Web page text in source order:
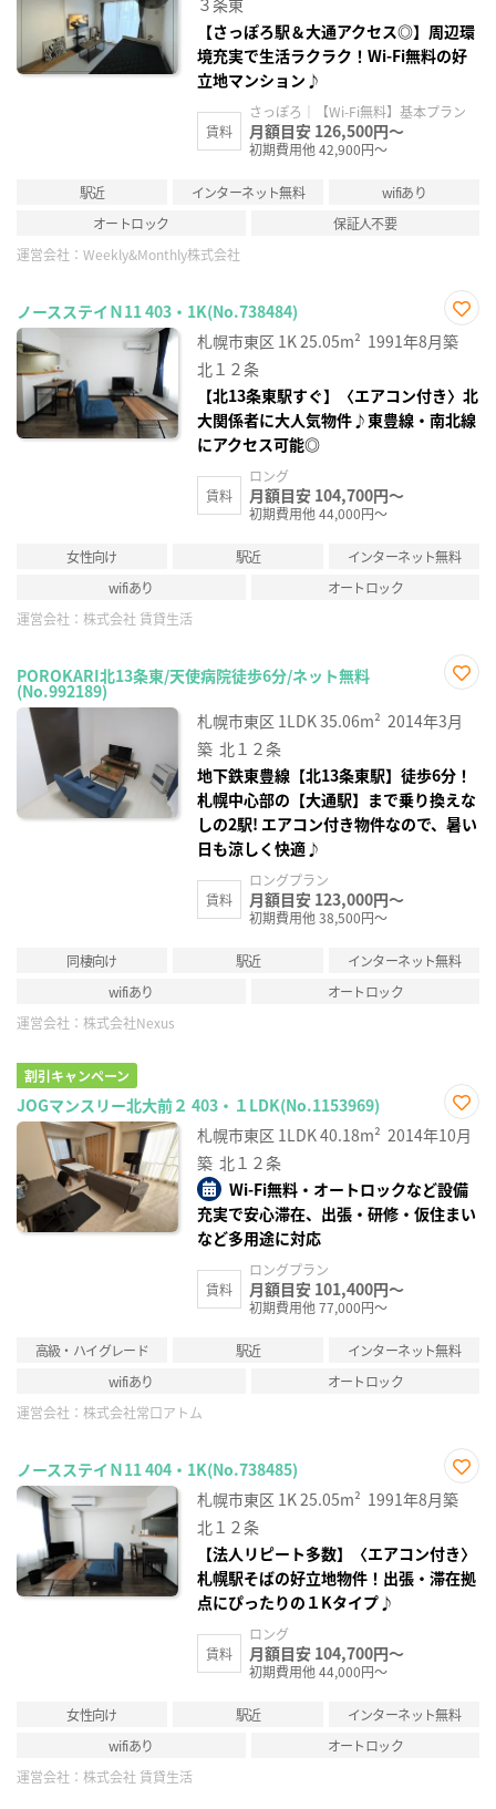
３条東
【さっぽろ駅＆大通アクセス◎】周辺環
境充実で生活ラクラク！Wi-Fi無料の好
立地マンション♪
賃料
さっぽろ｜【Wi-Fi無料】基本プラン
月額目安 126,500円～
初期費用他 42,900円～
駅近 インターネット無料
wifiあり
オートロック
保証人不要
運営会社： Weekly&Monthly株式会社
ノースステイＮ11 403・1K(No.738484)
お気
に入
札幌市東区 1K25.05m² 1991年8月築
北１２条
【北13条東駅すぐ】〈エアコン付き〉北
大関係者に大人気物件♪東豊線・南北線
にアクセス可能◎
賃料
ロング
月額目安 104,700円～
初期費用他 44,000円～
女性向け 駅近
インターネット無料
wifiあり
オートロック
運営会社： 株式会社 賃貸生活
POROKARI北13条東/天使病院徒歩6分/ネット無料
(No.992189)
に入
り登
札幌市東区 1LDK35.06m² 2014年3月
築 北１２条
地下鉄東豊線【北13条東駅】徒歩6分！
札幌中心部の【大通駅】まで乗り換えな
しの2駅! エアコン付き物件なので、暑い
日も涼しく快適♪
賃料
ロングプラン
月額目安 123,000円～
初期費用他 38,500円～
同棲向け 駅近
インターネット無料
wifiあり
オートロック
運営会社： 株式会社Nexus
割引キャンペーン
JOGマンスリー北大前２ 403・１LDK(No.1153969)
お気
に入
札幌市東区 1LDK40.18m² 2014年10月
築 北１２条
Wi-Fi無料・オートロックなど設備
充実で安心滞在、出張・研修・仮住まい
など多用途に対応
賃料
ロングプラン
月額目安 101,400円～
初期費用他 77,000円～
高級・ハイグレード 駅近
インターネット無料
wifiあり
オートロック
運営会社： 株式会社常口アトム
ノースステイＮ11 404・1K(No.738485)
お気
に入
札幌市東区 1K25.05m² 1991年8月築
北１２条
【法人リピート多数】〈エアコン付き〉
札幌駅そばの好立地物件！出張・滞在拠
点にぴったりの１Kタイプ♪
賃料
ロング
月額目安 104,700円～
初期費用他 44,000円～
女性向け 駅近
インターネット無料
wifiあり
オートロック
運営会社： 株式会社 賃貸生活